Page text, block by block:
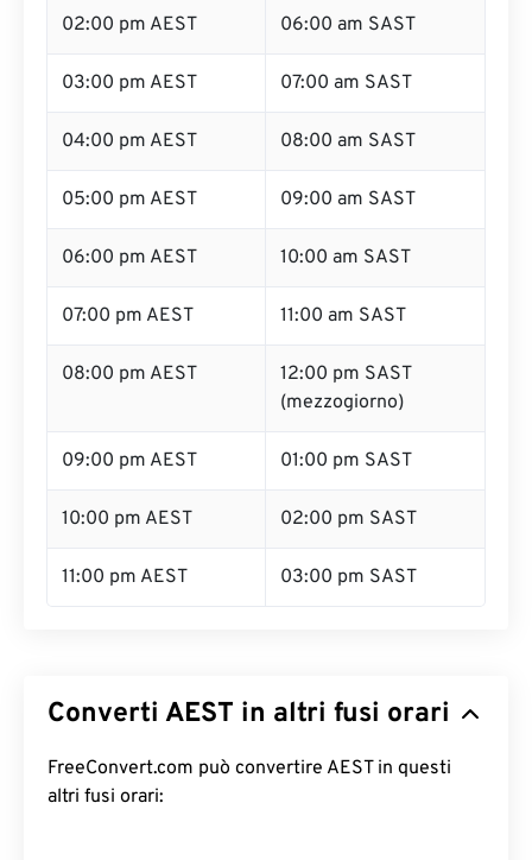
02:00 pm AEST 06:00 am SAST
03:00 pm AEST 07:00 am SAST
04:00 pm AEST 08:00 am SAST
05:00 pm AEST 09:00 am SAST
06:00 pm AEST 10:00 am SAST
07:00 pm AEST 11:00 am SAST
08:00 pm AEST
12:00 pm SAST
(mezzogiorno)
09:00 pm AEST 01:00 pm SAST
10:00 pm AEST 02:00 pm SAST
11:00 pm AEST 03:00 pm SAST
Converti AEST in altri fusi orari
FreeConvert.com può convertire AEST in questi
altri fusi orari: